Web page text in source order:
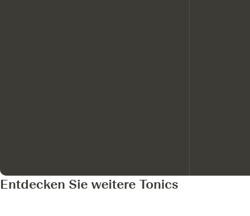
Entdecken Sie weitere Tonics